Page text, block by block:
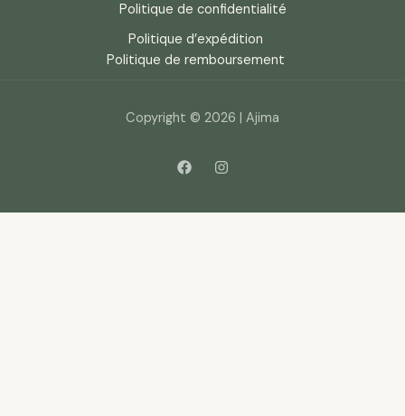
Politique de confidentialité
Politique d’expédition
Politique de remboursement
Copyright © 2026 | Ajima